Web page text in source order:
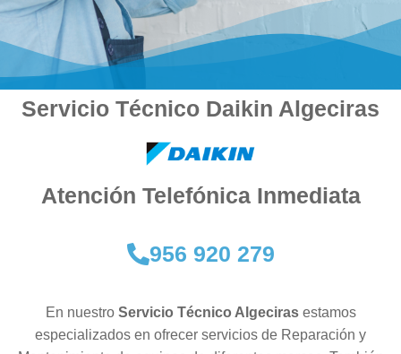
Servicio Técnico Daikin Algeciras
Atención Telefónica Inmediata
956 920 279
En nuestro Servicio Técnico Algecirasestamos
especializados en ofrecer servicios de Reparación y